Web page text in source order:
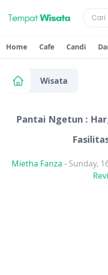
Home Cafe Candi
Wisata
Pantai Ngetun :
Mietha Fanza - Sunday,